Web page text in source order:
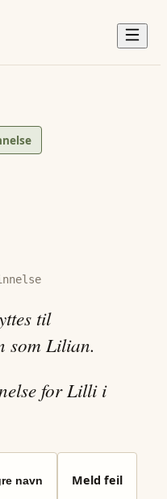
til
som Lilian.
for Lilli i
navn Meld feil